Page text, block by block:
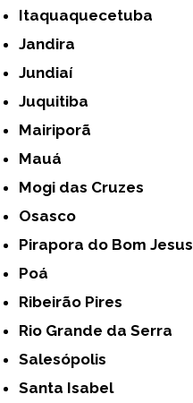
Itaquaquecetuba
Jandira
Jundiaí
Juquitiba
Mairiporã
Mauá
Mogi das Cruzes
Osasco
Pirapora do Bom Jesus
Poá
Ribeirão Pires
Rio Grande da Serra
Salesópolis
Santa Isabel